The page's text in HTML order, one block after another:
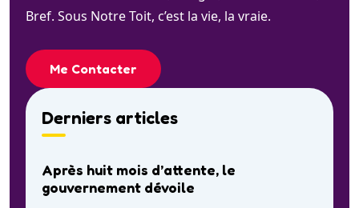
Bref. Sous Notre Toit, c’est la vie, la vraie.
Me Contacter
Derniers articles
Après huit mois d’attente, le
gouvernement dévoile